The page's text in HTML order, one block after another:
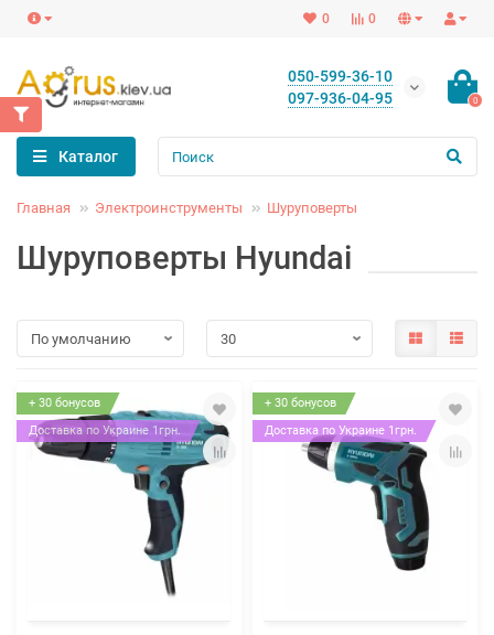
0
0
050-599-36-10
097-936-04-95
0
Каталог
Главная Электроинструменты Шуруповерты
Шуруповерты Hyundai
+ 30 бонусов
Доставка по Украине 1грн.
+ 30 бонусов
Доставка по Украине 1грн.